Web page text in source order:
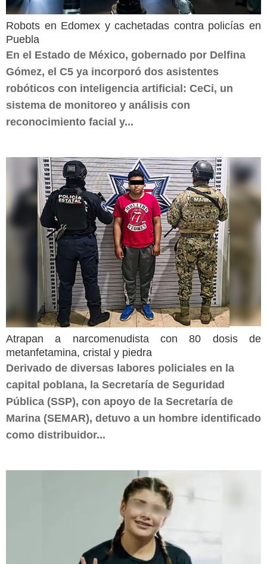
Robots en Edomex y cachetadas contra policías en
Puebla
En el Estado de México, gobernado por Delfina
Gómez, el C5 ya incorporó dos asistentes
robóticos con inteligencia artificial: CeCi, un
sistema de monitoreo y análisis con
reconocimiento facial y...
Atrapan a narcomenudista con 80 dosis de
metanfetamina, cristal y piedra
Derivado de diversas labores policiales en la
capital poblana, la Secretaría de Seguridad
Pública (SSP), con apoyo de la Secretaría de
Marina (SEMAR), detuvo a un hombre identificado
como distribuidor...